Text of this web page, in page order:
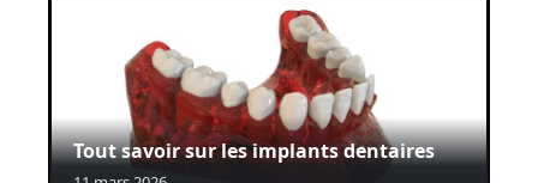
Tout savoir sur les implants dentaires